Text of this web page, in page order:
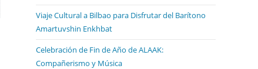
Viaje Cultural a Bilbao para Disfrutar del Barítono
Amartuvshin Enkhbat
Celebración de Fin de Año de ALAAK:
Compañerismo y Música